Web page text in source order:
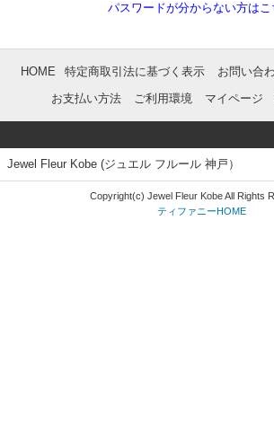
パスワードが分からない方はこ
HOME 特定商取引法に基づく表示 お問い合
お支払い方法
ご利用環境 マイページ
Jewel Fleur Kobe (ジュエル フルール 神戸）
Copyright(c) Jewel Fleur Kobe All Rights
ティファニーHOME